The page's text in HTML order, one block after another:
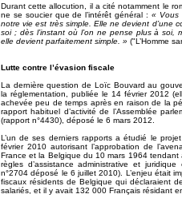
Durant cette allocution, il a cité notamment le
ne se soucier que de l’intérêt général : « Vous
notre vie est très simple. Elle ne devient d’une
soi ; dès l’instant où l’on ne pense plus à soi,
elle devient parfaitement simple. » ("L’Homme
Lutte contre l’évasion fiscale
La dernière question de Loïc Bouvard au
la réglementation, publiée le 14 février 2012
achevée peu de temps après en raison de la
rapport habituel d’activité de l’Assemblée
(rapport n°4430), déposé le 6 mars 2012.
L’un de ses derniers rapports a étudié le
février 2010 autorisant l’approbation de
France et la Belgique du 10 mars 1964
règles d’assistance administrative et
n°2704 déposé le 6 juillet 2010). L’enjeu était
fiscaux résidents de Belgique qui déclaraient
salariés, et il y avait 132 000 Français résidant